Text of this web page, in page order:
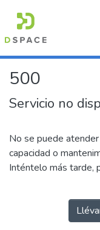
500
Servicio no
No se puede
capacidad o
Inténtelo más tarde,